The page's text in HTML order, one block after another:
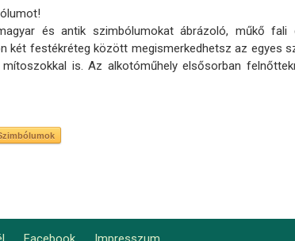
és antik szimbólumokat ábrázoló, műkő
két festékréteg között megismerkedhetsz az egyes
is. Az alkotóműhely elsősorban